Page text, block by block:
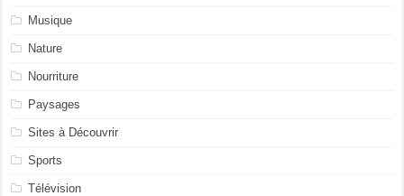
Musique
Nature
Nourriture
Paysages
Sites à Découvrir
Sports
Télévision